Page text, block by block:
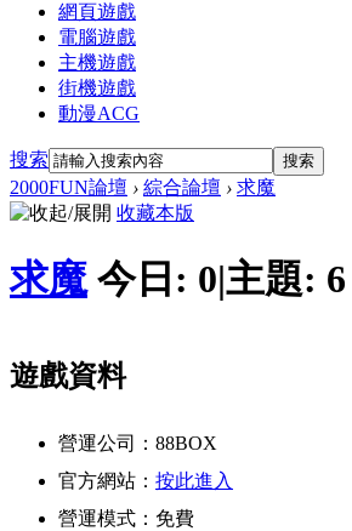
網頁遊戲
電腦遊戲
主機遊戲
街機遊戲
動漫ACG
搜索 搜索
2000FUN論壇 › 綜合論壇 › 求魔
收藏本版
求魔 今日: 0|主題: 6
遊戲資料
營運公司：88BOX
官方網站： 按此進入
營運模式：免費